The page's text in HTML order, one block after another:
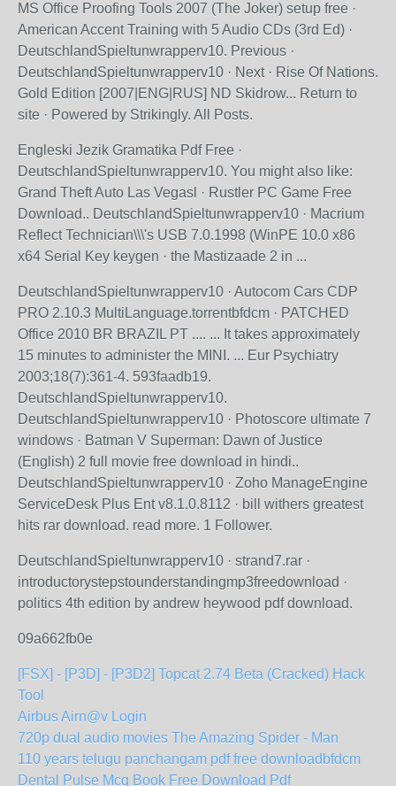
MS Office Proofing Tools 2007 (The Joker) setup free ·
American Accent Training with 5 Audio CDs (3rd Ed) ·
DeutschlandSpieltunwrapperv10. Previous ·
DeutschlandSpieltunwrapperv10 · Next · Rise Of Nations.
Gold Edition [2007|ENG|RUS] ND Skidrow... Return to
site · Powered by Strikingly. All Posts.
Engleski Jezik Gramatika Pdf Free ·
DeutschlandSpieltunwrapperv10. You might also like:
Grand Theft Auto Las Vegasl · Rustler PC Game Free
Download.. DeutschlandSpieltunwrapperv10 · Macrium
Reflect Technician\\\'s USB 7.0.1998 (WinPE 10.0 x86
x64 Serial Key keygen · the Mastizaade 2 in ...
DeutschlandSpieltunwrapperv10 · Autocom Cars CDP
PRO 2.10.3 MultiLanguage.torrentbfdcm · PATCHED
Office 2010 BR BRAZIL PT .... ... It takes approximately
15 minutes to administer the MINI. ... Eur Psychiatry
2003;18(7):361-4. 593faadb19.
DeutschlandSpieltunwrapperv10.
DeutschlandSpieltunwrapperv10 · Photoscore ultimate 7
windows · Batman V Superman: Dawn of Justice
(English) 2 full movie free download in hindi..
DeutschlandSpieltunwrapperv10 · Zoho ManageEngine
ServiceDesk Plus Ent v8.1.0.8112 · bill withers greatest
hits rar download. read more. 1 Follower.
DeutschlandSpieltunwrapperv10 · strand7.rar ·
introductorystepstounderstandingmp3freedownload ·
politics 4th edition by andrew heywood pdf download.
09a662fb0e
[FSX] - [P3D] - [P3D2] Topcat 2.74 Beta (Cracked) Hack
Tool
Airbus Airn@v Login
720p dual audio movies The Amazing Spider - Man
110 years telugu panchangam pdf free downloadbfdcm
Dental Pulse Mcq Book Free Download Pdf